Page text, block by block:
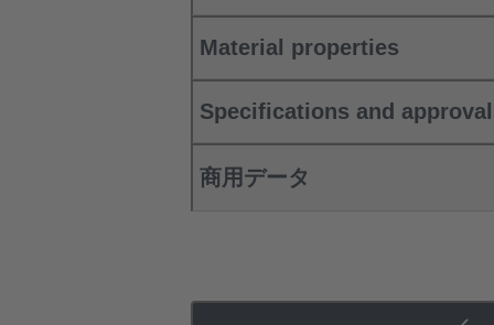
Material properties
Specifications and
商用データ